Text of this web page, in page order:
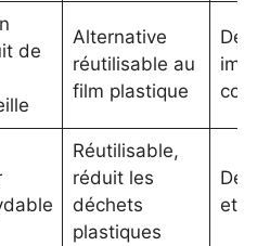
de
Alternative
réutilisable au
film plastique
Réutilisable,
réduit les
déchets
plastiques
et